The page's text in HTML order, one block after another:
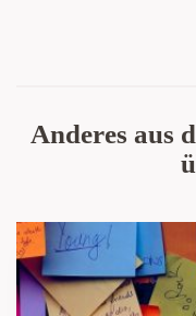
Anderes aus